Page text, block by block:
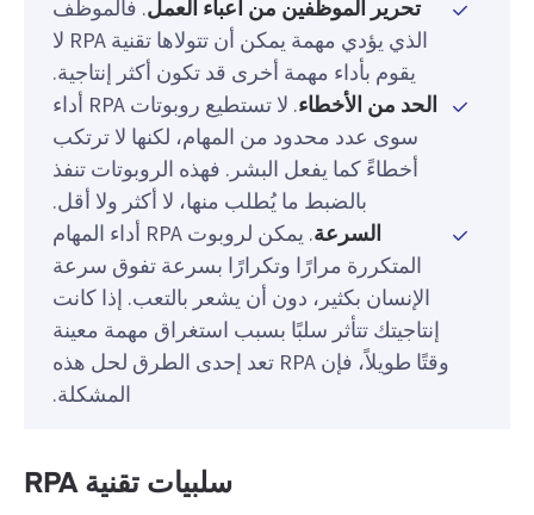
تحرير الموظفين من أعباء العمل. فالموظف
الذي يؤدي مهمة يمكن أن تتولاها تقنية RPA لا
يقوم بأداء مهمة أخرى قد تكون أكثر إنتاجية.
الحد من الأخطاء
. لا تستطيع روبوتات RPA أداء
سوى عدد محدود من المهام، لكنها لا ترتكب
أخطاءً كما يفعل البشر. فهذه الروبوتات تنفذ
بالضبط ما يُطلب منها، لا أكثر ولا أقل.
السرعة
. يمكن لروبوت RPA أداء المهام
المتكررة مرارًا وتكرارًا بسرعة تفوق سرعة
الإنسان بكثير، دون أن يشعر بالتعب. إذا كانت
إنتاجيتك تتأثر سلبًا بسبب استغراق مهمة معينة
وقتًا طويلاً، فإن RPA تعد إحدى الطرق لحل هذه
المشكلة.
سلبيات تقنية RPA